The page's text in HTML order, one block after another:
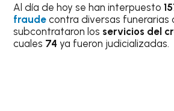
Al día de hoy se han interpuesto
fraudecontra diversas funerarias
subcontrataron los servicios del
cuales 74 ya fueron judicializadas.